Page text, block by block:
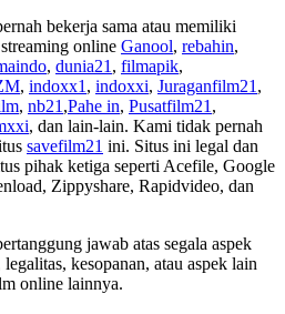
bekerja sama atau memiliki
online Ganool, rebahin,
, dunia21 , filmapik,
, indoxx1 , indoxxi, Juraganfilm21 ,
, nb21 ,Pahe in, Pusatfilm21 ,
, dan lain-lain. Kami tidak pernah
savefilm21 ini. Situs ini legal dan
pihak ketiga seperti Acefile, Google
Zippyshare, Rapidvideo, dan
jawab atas segala aspek
kesopanan, atau aspek lain
online lainnya.